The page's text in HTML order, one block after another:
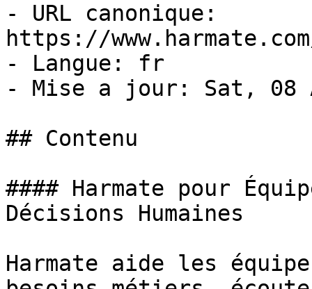
- URL canonique:
https://
- Langue: fr
- Mise a jour: Sat, 08
## Contenu
#### Harmate pour
Décisions Humaines
Harmate aide les